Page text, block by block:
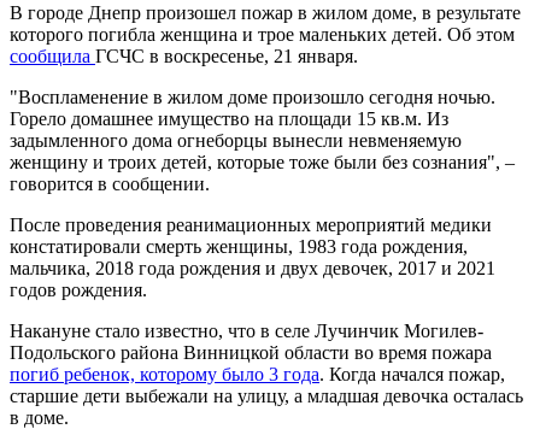
В городе Днепр произошел пожар в жилом доме, в результате
которого погибла женщина и трое маленьких детей. Об этом
сообщила ГСЧС в воскресенье, 21 января.
"Воспламенение в жилом доме произошло сегодня ночью.
Горело домашнее имущество на площади 15 кв.м. Из
задымленного дома огнеборцы вынесли невменяемую
женщину и троих детей, которые тоже были без сознания", –
говорится в сообщении.
После проведения реанимационных мероприятий медики
констатировали смерть женщины, 1983 года рождения,
мальчика, 2018 года рождения и двух девочек, 2017 и 2021
годов рождения.
Накануне стало известно, что в селе Лучинчик Могилев-
Подольского района Винницкой области во время пожара
погиб ребенок, которому было 3 года. Когда начался пожар,
старшие дети выбежали на улицу, а младшая девочка осталась
в доме.